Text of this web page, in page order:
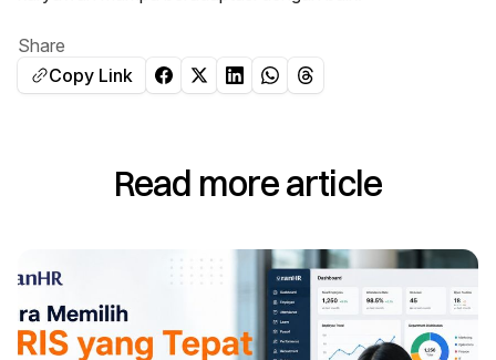
Share
Copy Link
Read more article